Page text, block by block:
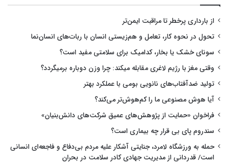
از بارداری پرخطر تا مراقبت ایمن‌تر
تحول در نحوه کار، تعامل و هم‌زیستی انسان با ربات‌های انسان‌نما
سونای خشک یا بخار، کدامیک برای سلامتی مفید است؟
وقتی مغز با رژیم لاغری مقابله میکند: چرا وزن دوباره برمیگردد؟
تولید ضدآفتاب‌های نانویی بومی با عملکرد بهتر
آیا هوش مصنوعی ما را کم‌هوش‌تر می‌کند؟
فراخوان «حمایت از پژوهش‌های عمیق شرکت‌های دانش‌بنیان»
سندروم پای بی قرار چه بیماری است؟
حمله به ورزشگاه لامرد، جنایتی آشکار علیه مردم بی‌دفاع و فاجعه‌ای انسانی
است/ قدردانی از مدیریت جهادی کادر سلامت در بحران